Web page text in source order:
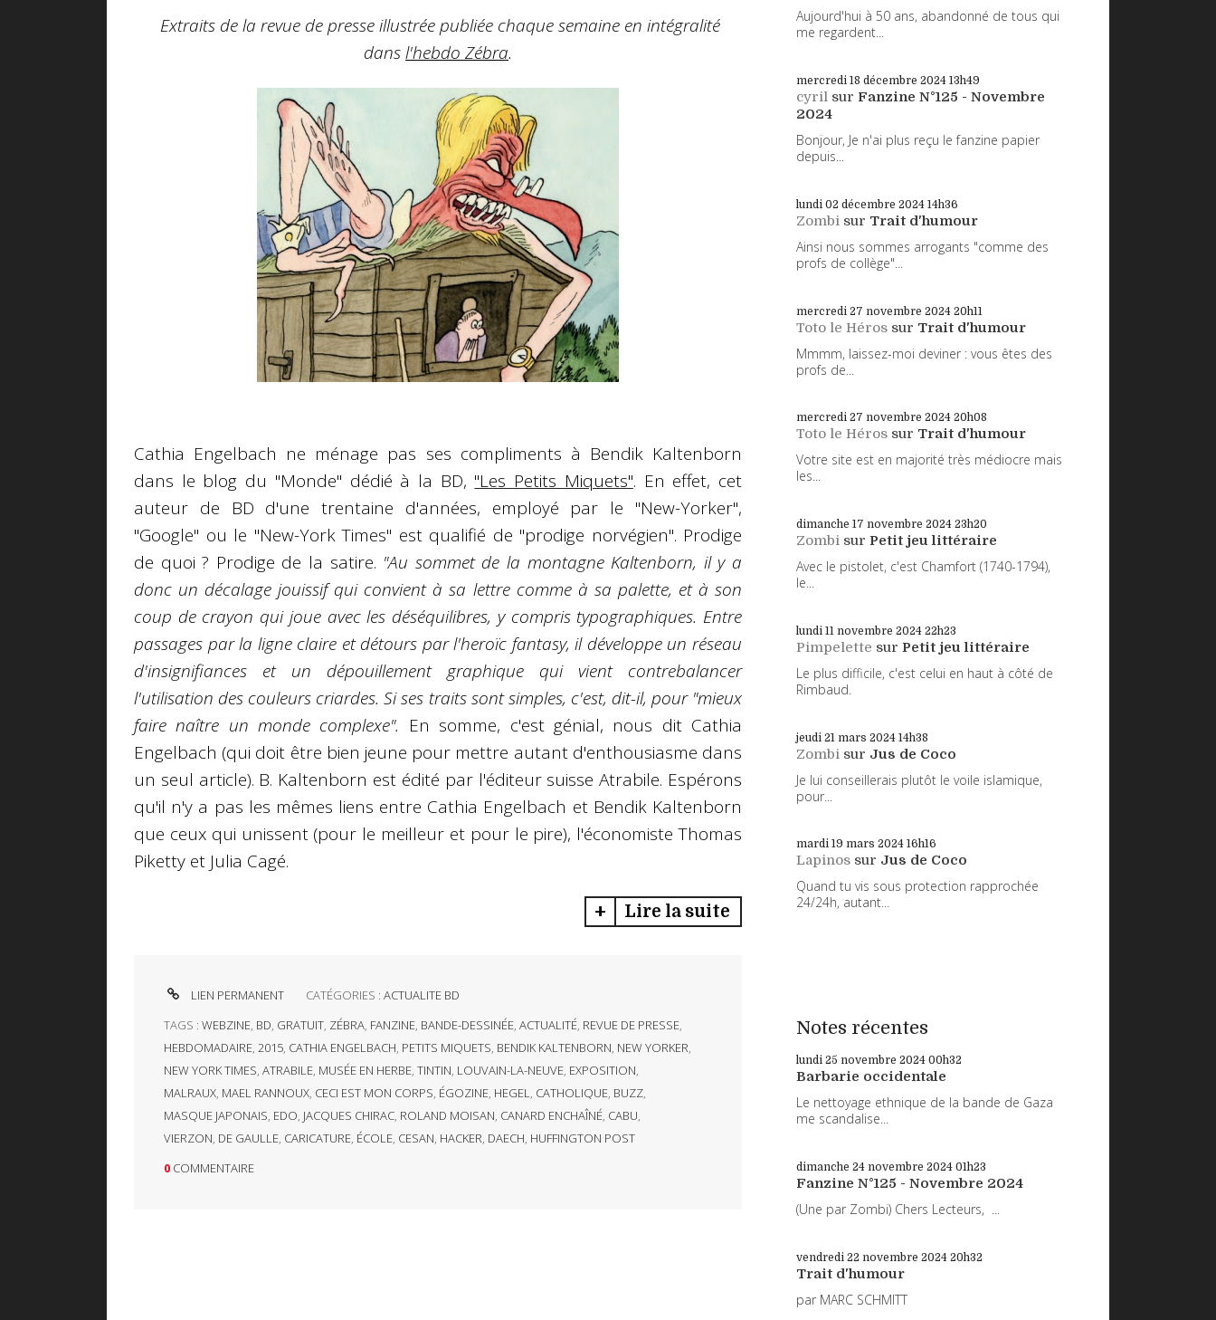
Extraits de la revue de presse illustrée publiée chaque semaine en intégralité
dansl'hebdo Zébra.
Cathia Engelbach ne ménage pas ses compliments à Bendik Kaltenborn
dans le blog du "Monde" dédié à la BD, "Les Petits Miquets". En effet, cet
auteur de BD d'une trentaine d'années, employé par le "New-Yorker",
"Google" ou le "New-York Times" est qualifié de "prodige norvégien". Prodige
de quoi ? Prodige de la satire. "Au sommet de la montagne Kaltenborn, il y a
donc un décalage jouissif qui convient à sa lettre comme à sa palette, et à son
coup de crayon qui joue avec les déséquilibres, y compris typographiques. Entre
passages par la ligne claire et détours par l'heroïc fantasy, il développe un réseau
d'insignifiances et un dépouillement graphique qui vient contrebalancer
l'utilisation des couleurs criardes. Si ses traits sont simples, c'est, dit-il, pour "mieux
faire naître un monde complexe". En somme, c'est génial, nous dit Cathia
Engelbach (qui doit être bien jeune pour mettre autant d'enthousiasme dans
un seul article). B. Kaltenborn est édité par l'éditeur suisse Atrabile. Espérons
qu'il n'y a pas les mêmes liens entre Cathia Engelbach et Bendik Kaltenborn
que ceux qui unissent (pour le meilleur et pour le pire), l'économiste Thomas
Piketty et Julia Cagé.
Lire la suite
LIEN PERMANENT CATÉGORIES :ACTUALITE BD
TAGS : WEBZINE, BD, GRATUIT, ZÉBRA, FANZINE, BANDE-DESSINÉE, ACTUALITÉ, REVUE DE PRESSE,
HEBDOMADAIRE, 2015, CATHIA ENGELBACH, PETITS MIQUETS, BENDIK KALTENBORN, NEW YORKER,
NEW YORK TIMES, ATRABILE, MUSÉE EN HERBE, TINTIN, LOUVAIN-LA-NEUVE, EXPOSITION,
MALRAUX, MAEL RANNOUX, CECI EST MON CORPS, ÉGOZINE, HEGEL, CATHOLIQUE, BUZZ,
MASQUE JAPONAIS, EDO, JACQUES CHIRAC, ROLAND MOISAN, CANARD ENCHAÎNÉ, CABU,
VIERZON, DE GAULLE, CARICATURE, ÉCOLE, CESAN, HACKER, DAECH, HUFFINGTON POST
0 COMMENTAIRE
Aujourd'hui à 50 ans, abandonné de tous qui
me regardent...
mercredi 18 décembre 2024 13h49
cyril sur Fanzine N°125 - Novembre
2024
Bonjour, Je n'ai plus reçu le fanzine papier
depuis...
lundi 02 décembre 2024 14h36
Zombi sur Trait d'humour
Ainsi nous sommes arrogants "comme des
profs de collège"...
mercredi 27 novembre 2024 20h11
Toto le Héros sur Trait d'humour
Mmmm, laissez-moi deviner : vous êtes des
profs de...
mercredi 27 novembre 2024 20h08
Toto le Héros sur Trait d'humour
Votre site est en majorité très médiocre mais
les...
dimanche 17 novembre 2024 23h20
Zombi sur Petit jeu littéraire
Avec le pistolet, c'est Chamfort (1740-1794),
le...
lundi 11 novembre 2024 22h23
Pimpelette sur Petit jeu littéraire
Le plus difficile, c'est celui en haut à côté de
Rimbaud.
jeudi 21 mars 2024 14h38
Zombi sur Jus de Coco
Je lui conseillerais plutôt le voile islamique,
pour...
mardi 19 mars 2024 16h16
Lapinos sur Jus de Coco
Quand tu vis sous protection rapprochée
24/24h, autant...
Notes récentes
lundi 25 novembre 2024 00h32
Barbarie occidentale
Le nettoyage ethnique de la bande de Gaza
me scandalise...
dimanche 24 novembre 2024 01h23
Fanzine N°125 - Novembre 2024
(Une par Zombi) Chers Lecteurs, ...
vendredi 22 novembre 2024 20h32
Trait d'humour
par MARC SCHMITT